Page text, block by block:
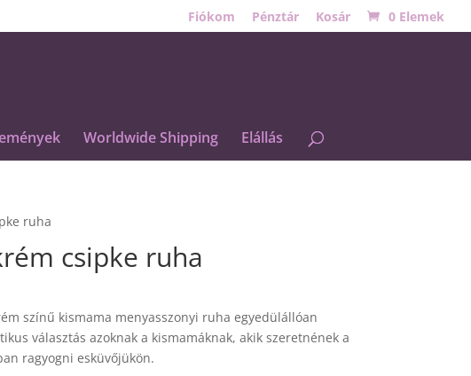
Fiókom Pénztár Kosár 0 Elemek
Worldwide Shipping Elállás
ruha
csipke ruha
színű kismama menyasszonyi ruha egyedülállóan
választás azoknak a kismamáknak, akik szeretnének a
ragyogni esküvőjükön.